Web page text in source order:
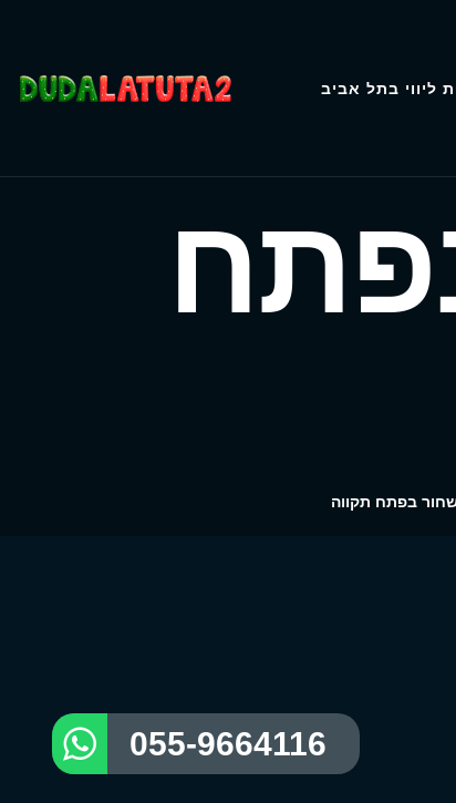
ליווי בתל אביב
בפתח תקווה
055-9664116